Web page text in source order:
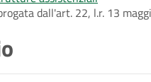
dall'art. 22, l.r. 13